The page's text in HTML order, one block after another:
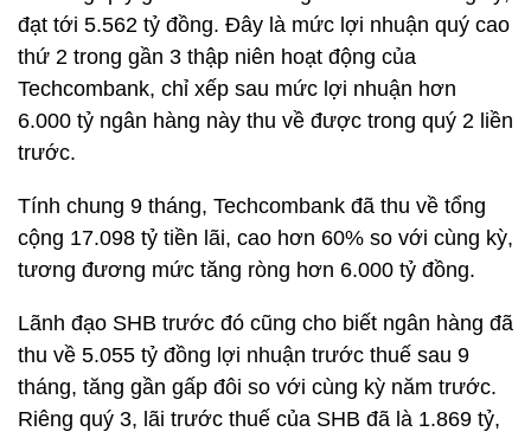
đạt tới 5.562 tỷ đồng. Đây là mức lợi nhuận quý cao
thứ 2 trong gần 3 thập niên hoạt động của
Techcombank, chỉ xếp sau mức lợi nhuận hơn
6.000 tỷ ngân hàng này thu về được trong quý 2 liền
trước.
Tính chung 9 tháng, Techcombank đã thu về tổng
cộng 17.098 tỷ tiền lãi, cao hơn 60% so với cùng kỳ,
tương đương mức tăng ròng hơn 6.000 tỷ đồng.
Lãnh đạo SHB trước đó cũng cho biết ngân hàng đã
thu về 5.055 tỷ đồng lợi nhuận trước thuế sau 9
tháng, tăng gần gấp đôi so với cùng kỳ năm trước.
Riêng quý 3, lãi trước thuế của SHB đã là 1.869 tỷ,